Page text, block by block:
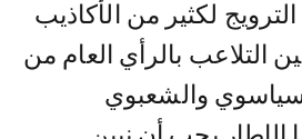
لكثير من الأكاذيب
التلاعب بالرأي العام من
والشعبوي